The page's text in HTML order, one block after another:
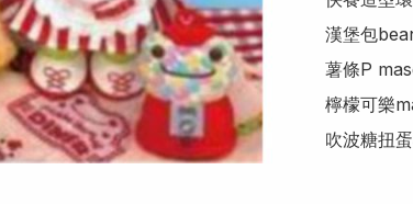
漢堡包
薯條P
檸檬可樂
吹波糖扭